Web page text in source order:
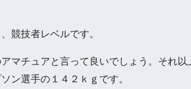
競技者レベルです。
マチュアと言って良いでしょう。それ
ン選手の１４２ｋｇです。